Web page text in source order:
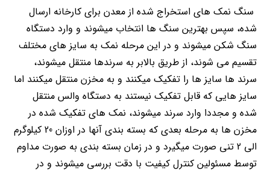
سنگ نمک های استخراج شده از معدن برای کارخانه ارسال
شده، سپس بهترین سنگ ها انتخاب میشوند و وارد دستگاه
سنگ شکن میشوند و در این مرحله نمک به سایز های مختلف
تقسیم می شوند، از طریق بالابر به سرندها منتقل میشوند،
سرند ها سایز ها را تفکیک میکنند و به مخزن منتقل میکنند اما
سایز هایی که قابل تفکیک نیستند به دستگاه والس منتقل
شده و مجددا وارد سرند میشوند، نمک های تفکیک شده در
مخزن ها به مرحله بعدی که بسته بندی آنها در اوزان 20 کیلوگرم
الی 2 تنی صورت میگیرد و در زمان بسته بندی به صورت مداوم
توسط مسئولین کنترل کیفیت با دقت بررسی میشوند و در